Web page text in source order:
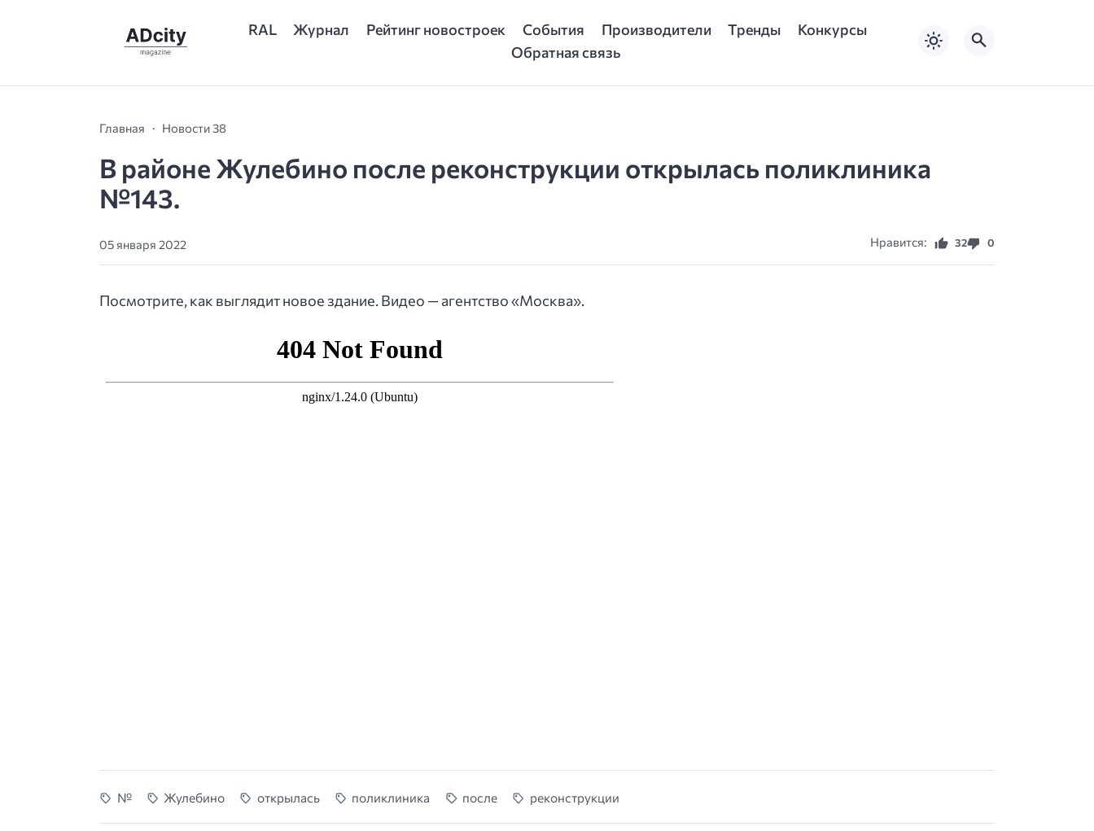
RAL Журнал Рейтинг новостроек События Производители Тренды
Конкурсы
Обратная связь
Главная Новости 38
В районе Жулебино после реконструкции открылась поликлиника
№143.
05 января 2022 Нравится: 32 0
Посмотрите, как выглядит новое здание. Видео — агентство «Москва».
№ Жулебино открылась поликлиника после реконструкции